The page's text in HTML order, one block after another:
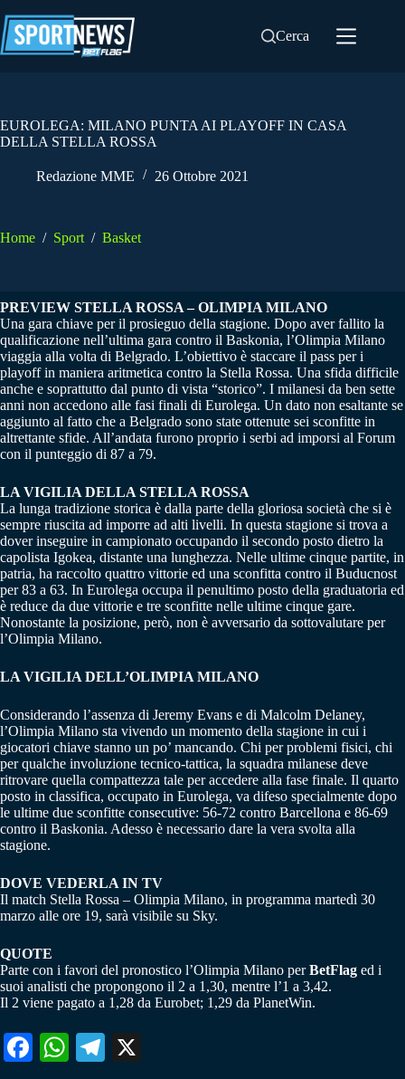
al
contenuto
Cerca
EUROLEGA: MILANO PUNTA AI PLAYOFF IN CASA
DELLA STELLA ROSSA
Redazione MME 26 Ottobre 2021
Home / Sport / Basket
PREVIEW STELLA ROSSA – OLIMPIA MILANO
Una gara chiave per il prosieguo della stagione. Dopo aver fallito la
qualificazione nell’ultima gara contro il Baskonia, l’Olimpia Milano
viaggia alla volta di Belgrado. L’obiettivo è staccare il pass per i
playoff in maniera aritmetica contro la Stella Rossa. Una sfida difficile
anche e soprattutto dal punto di vista “storico”. I milanesi da ben sette
anni non accedono alle fasi finali di Eurolega. Un dato non esaltante se
aggiunto al fatto che a Belgrado sono state ottenute sei sconfitte in
altrettante sfide. All’andata furono proprio i serbi ad imporsi al Forum
con il punteggio di 87 a 79.
LA VIGILIA DELLA STELLA ROSSA
La lunga tradizione storica è dalla parte della gloriosa società che si è
sempre riuscita ad imporre ad alti livelli. In questa stagione si trova a
dover inseguire in campionato occupando il secondo posto dietro la
capolista Igokea, distante una lunghezza. Nelle ultime cinque partite, in
patria, ha raccolto quattro vittorie ed una sconfitta contro il Buducnost
per 83 a 63. In Eurolega occupa il penultimo posto della graduatoria ed
è reduce da due vittorie e tre sconfitte nelle ultime cinque gare.
Nonostante la posizione, però, non è avversario da sottovalutare per
l’Olimpia Milano.
LA VIGILIA DELL’OLIMPIA MILANO
Considerando l’assenza di Jeremy Evans e di Malcolm Delaney,
l’Olimpia Milano sta vivendo un momento della stagione in cui i
giocatori chiave stanno un po’ mancando. Chi per problemi fisici, chi
per qualche involuzione tecnico-tattica, la squadra milanese deve
ritrovare quella compattezza tale per accedere alla fase finale. Il quarto
posto in classifica, occupato in Eurolega, va difeso specialmente dopo
le ultime due sconfitte consecutive: 56-72 contro Barcellona e 86-69
contro il Baskonia. Adesso è necessario dare la vera svolta alla
stagione.
DOVE VEDERLA IN TV
Il match Stella Rossa – Olimpia Milano, in programma martedì 30
marzo alle ore 19, sarà visibile su Sky.
QUOTE
Parte con i favori del pronostico l’Olimpia Milano perBetFlag ed i
suoi analisti che propongono il 2 a 1,30, mentre l’1 a 3,42.
Il 2 viene pagato a 1,28 da Eurobet; 1,29 da PlanetWin.
Fa W
Te